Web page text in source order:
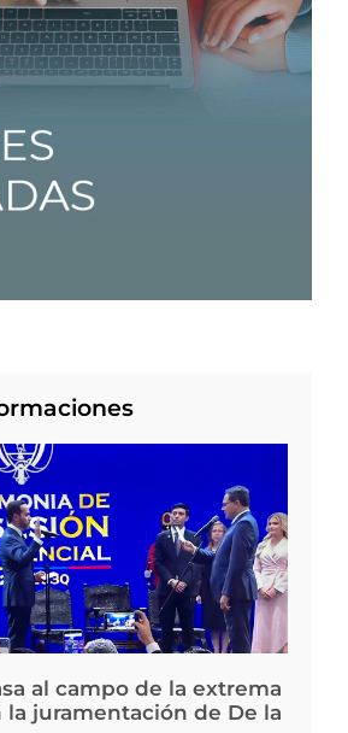
al campo de la extrema
la juramentación de De la